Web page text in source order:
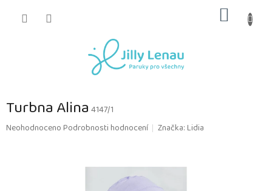
KOŠÍK
Turbna Alina 4147/1
Průměrné
NeohodnocenoPodrobnosti hodnocení Značka:Lidia